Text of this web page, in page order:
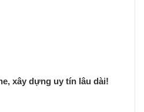
xây dựng uy tín lâu dài!